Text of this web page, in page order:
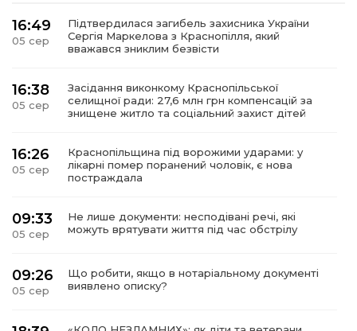
16:49
05 сер
Підтвердилася загибель захисника України
Сергія Маркелова з Краснопілля, який
вважався зниклим безвісти
16:38
05 сер
Засідання виконкому Краснопільської
селищної ради: 27,6 млн грн компенсацій за
знищене житло та соціальний захист дітей
16:26
05 сер
Краснопільщина під ворожими ударами: у
лікарні помер поранений чоловік, є нова
постраждала
09:33
05 сер
Не лише документи: несподівані речі, які
можуть врятувати життя під час обстрілу
09:26
05 сер
Що робити, якщо в нотаріальному документі
виявлено описку?